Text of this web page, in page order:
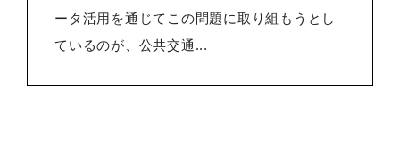
ータ活用を通じてこの問題に取り組もうとし
ているのが、公共交通...